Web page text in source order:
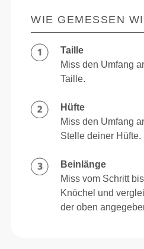
WIE GEMESSEN
Taille
Miss den Umfang
Taille.
Hüfte
Miss den Umfang
Stelle deiner Hüfte.
Beinlänge
Miss vom Schritt
Knöchel und
der oben